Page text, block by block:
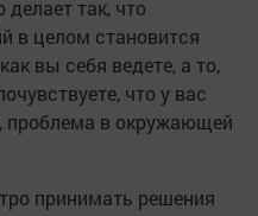
так, что
в целом становится
вы себя ведете, а то,
что у вас
проблема в окружающей
принимать решения